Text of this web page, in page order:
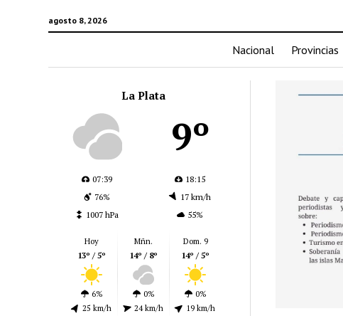
agosto 8, 2026
Nacional Provincias
La Plata
9º
07:39
18:15
76%
17 km/h
1007 hPa
55%
Hoy
13º / 5º
6%
25 km/h
Mñn.
14º / 8º
0%
24 km/h
Dom. 9
14º / 5º
0%
19 km/h